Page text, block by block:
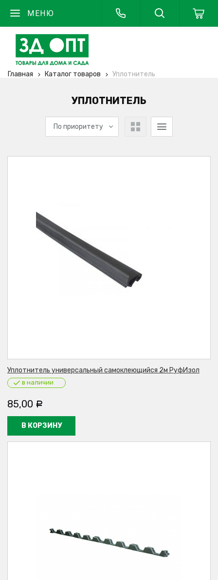
МЕНЮ
Главная Каталог товаров Уплотнитель
УПЛОТНИТЕЛЬ
По приоритету
Уплотнитель универсальный самоклеющийся 2м РуфИзол
в наличии
85,00 Р
В КОРЗИНУ